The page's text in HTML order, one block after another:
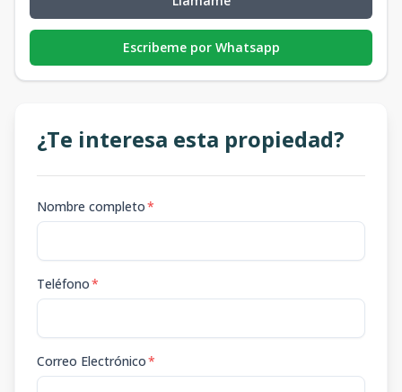
Escribeme por Whatsapp
¿Te interesa esta propiedad?
Nombre completo*
Teléfono*
Correo Electrónico*